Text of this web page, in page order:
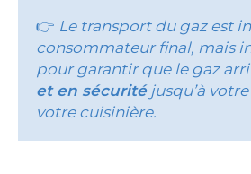
👉 Le transport du gaz est
consommateur final, mais
pour garantir que le gaz
et en sécuritéjusqu’à
votre cuisinière.